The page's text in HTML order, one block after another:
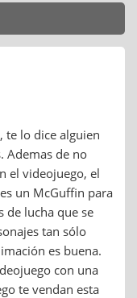
te lo dice alguien
Ademas de no
el videojuego, el
un McGuffin para
de lucha que se
tan sólo
es buena.
con una
te vendan esta